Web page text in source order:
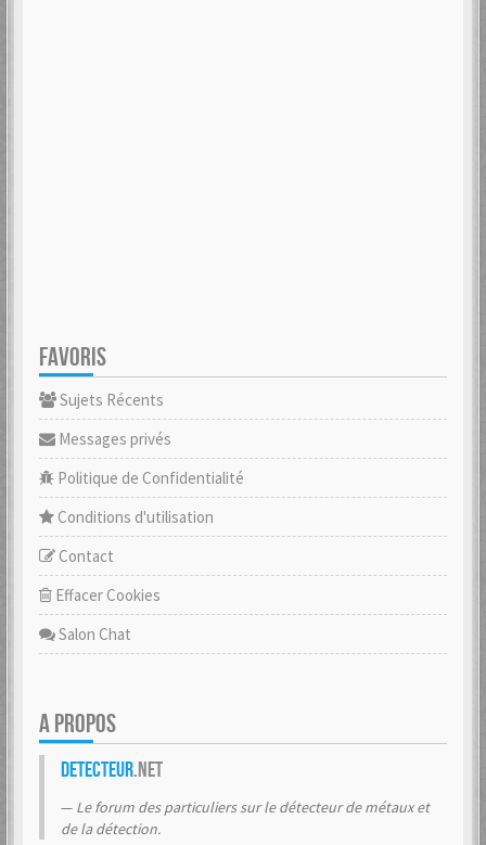
FAVORIS
Sujets Récents
Messages privés
Politique de Confidentialité
Conditions d'utilisation
Contact
Effacer Cookies
Salon Chat
A PROPOS
Detecteur.net
Le forum des particuliers sur le détecteur de métaux et
de la détection.